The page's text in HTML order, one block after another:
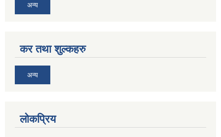
अन्य
कर तथा शुल्कहरु
अन्य
लोकप्रिय